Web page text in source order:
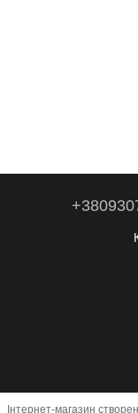
Інтернет-магазин